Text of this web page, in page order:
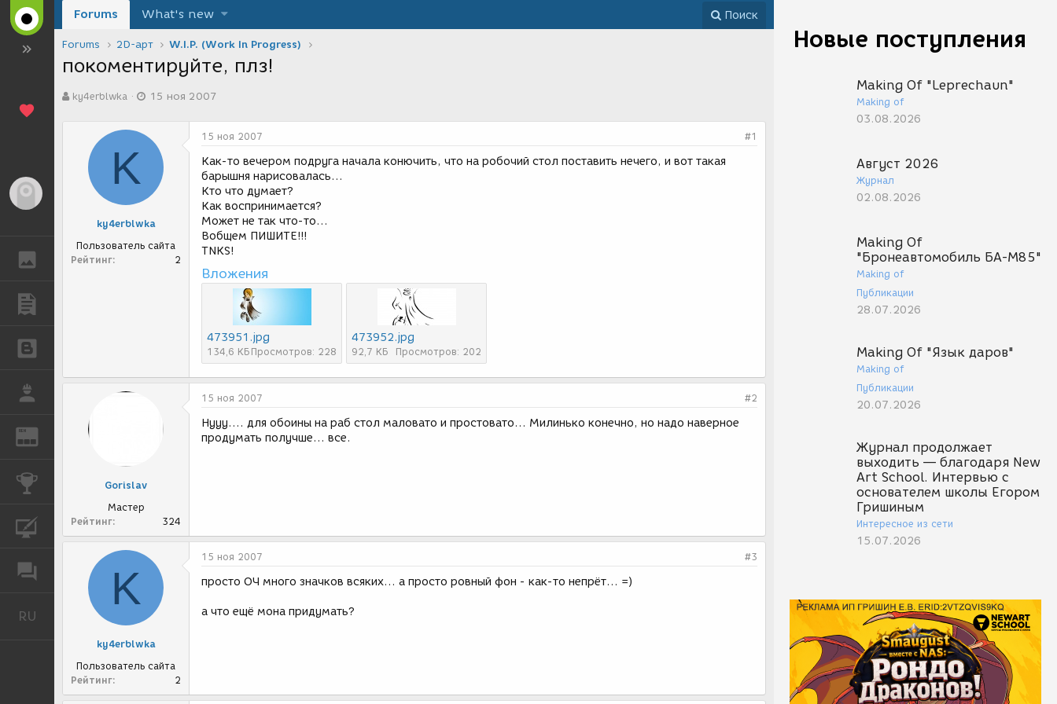
ГАЛЕРЕЯ
REN ЖУРНАЛ
КОНКУРСЫ
КУРСЫ
ФОРУМ
RU Русский
Новые поступления
Making Of "Leprechaun"
Making of
03.08.2026
Август 2026
Журнал
02.08.2026
Making Of
"Бронеавтомобиль БА-М85"
Making of
Публикации
28.07.2026
Making Of "Язык даров"
Making of
Публикации
20.07.2026
Журнал продолжает
выходить — благодаря New
Art School. Интервью с
основателем школы Егором
Гришиным
Интересное из сети
15.07.2026
Forums What's new Поиск
Forums 2D-арт W.I.P. (Work In Progress)
покоментируйте, плз!
в
ky4erblwka
а
с
а
и
я
15 ноя 2007
K
ky4erblwka
Пользователь сайта
Рейтинг
2
15 ноя 2007 #1
Как-то вечером подруга начала конючить, что на робочий стол поставить нечего, и вот такая
барышня нарисовалась...
Кто что думает?
Как воспринимается?
Может не так что-то...
Вобщем ПИШИТЕ!!!
TNKS!
Вложения
473951.jpg
134,6 КБ Просмотров: 228
473952.jpg
92,7 КБ Просмотров: 202
Gorislav
Мастер
Рейтинг
324
15 ноя 2007 #2
Нууу.... для обоины на раб стол маловато и простовато... Милинько конечно, но надо наверное
продумать получше... все.
K
ky4erblwka
Пользователь сайта
Рейтинг
2
15 ноя 2007 #3
просто ОЧ много значков всяких... а просто ровный фон - как-то непрёт... =)
а что ещё мона придумать?